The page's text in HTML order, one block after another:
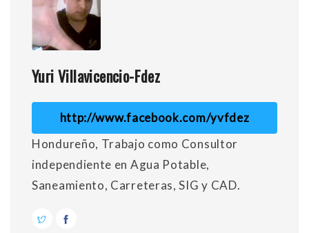
Yuri Villavicencio-Fdez
http://www.facebook.com/yvfdez
Hondureño, Trabajo como Consultor
independiente en Agua Potable,
Saneamiento, Carreteras, SIG y CAD.